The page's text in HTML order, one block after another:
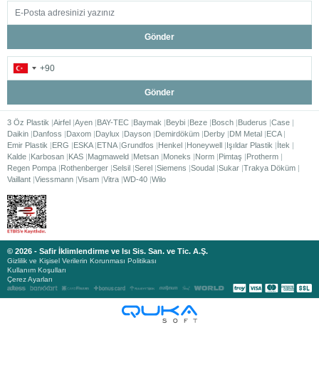
Gönder
Gönder
3 Öz Plastik Airfel Ayen BAY-TEC Baymak Beybi Beze Bosch Buderus Case
Daikin Danfoss Daxom Daylux Dayson Demirdöküm Derby DM Metal ECA
Emir Plastik
ERG ESKA ETNA Grundfos Henkel Honeywell Işıldar Plastik
İtek
Kalde Karbosan KAS Magmaweld Metsan Moneks Norm Pimtaş
Protherm
Regen Pompa Rothenberger Selsil Serel Siemens Soudal Sukar Trakya Döküm
Vaillant Viessmann Visam Vitra WD-40 Wilo
© 2026 - Safir İklimlendirme ve Isı Sis. San. ve Tic. A.Ş.
Gizlilik ve Kişisel Verilerin Korunması Politikası
Kullanım Koşulları
Çerez Ayarları